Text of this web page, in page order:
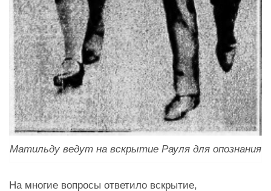
Матильду ведут на вскрытие Рауля для опознания
На многие вопросы ответило вскрытие,